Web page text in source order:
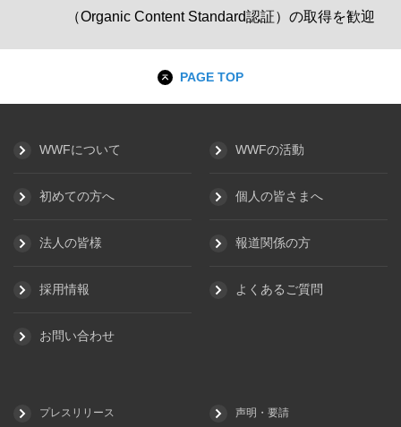
（Organic Content Standard認証）の取得を歓迎
PAGE TOP
WWFについて WWFの活動
初めての方へ 個人の皆さまへ
法人の皆様 報道関係の方
採用情報 よくあるご質問
お問い合わせ
プレスリリース 声明・要請